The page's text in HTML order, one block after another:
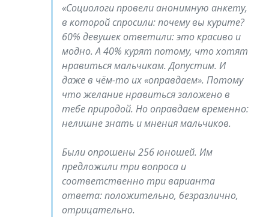
Социологи провели анонимную анкету,
в которой спросили: почему вы курите?
60% девушек ответили: это красиво и
модно. А 40% курят потому, что хотят
нравиться мальчикам. Допустим. И
даже в чём-то их «оправдаем». Потому
что желание нравиться заложено в
тебе природой. Но оправдаем временно:
нелишне знать и мнения мальчиков.
Были опрошены 256 юношей. Им
предложили три вопроса и
соответственно три варианта
ответа: положительно, безразлично,
отрицательно.